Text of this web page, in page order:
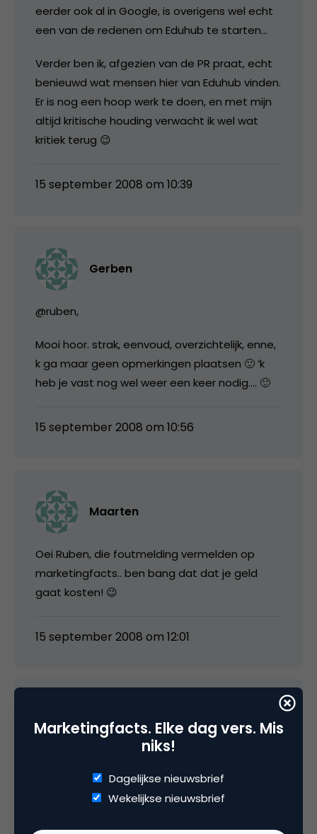
eerder ook al in Google, is overigens wel echt
een van de redenen om Eduhub te starten…
Verder ben ik, afgezien van de PR praat, echt
benieuwd wat mensen hier van Eduhub vinden.
Er is nog een hoop werk te doen, en met mijn
altijd kritische houding verwacht ik wel wat
kritiek terug 😉
15 september 2008 om 10:39
Gerben
@ruben,
Mooi hoor. strak, eenvoud, overzichtelijk, enne,
k ga maar geen opmerkingen plaatsen 🙂 ‘k
heb je vast nog wel weer een keer nodig…. 🙂
15 september 2008 om 10:56
Maarten
Oei Ruben, die foutmelding vermelden op
marketingfacts.. ben bang dat dat je geld
gaat kosten! 😉
15 september 2008 om 12:01
Bart Maas
Schouten & Nelissen, Boertien, ISBW en NTI een
welkom fenomeen? Dit openingsstatement
Marketingfacts. Elke dag vers. Mis
niks!
Dagelijkse nieuwsbrief
Wekelijkse nieuwsbrief